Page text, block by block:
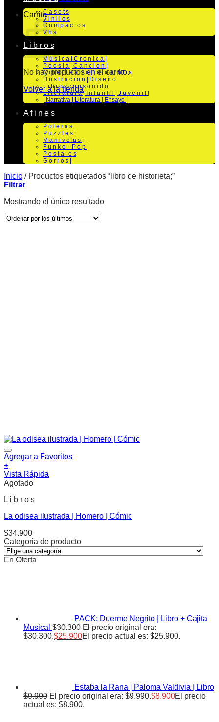
Carrito
No hay productos en el carrito.
Volver a la tienda
C a s e t s
V i n i l o s
C o m p a c t o s
V h s
L i b r o s
M ú s i c a | C r o n i c a |
P o e s i a | C a n c i o n |
C i n e | T e a t r o | Fo t o g r a f i a
I l u s t r a c i o n | D i s e ñ o
L i b r o s c o n s o n i d o
L i t e r a t u r a | I n f a n t i l | J u v e n i l |
| Narrativa | Literatura | Ensayo |
A f i n e s
P o l e r a s
P u z z l e s |
M a n i v e la s |
F u n k o – P o p |
P o s t a l e s
G o r r o s |
Inicio /Productos etiquetados “libro de historieta;”
Filtrar
Mostrando el único resultado
Agregar a Favoritos
+
Vista Rápida
Agotado
L i b r o s
La odisea ilustrada | Homero | Cómic
$34.900
Categoria de producto
En Oferta
PACK: Duerme Negrito | Libro + Cajita
Musical $30.300 El precio original era:
$30.300.$25.900El precio actual es: $25.900.
Estaba la Rana | Paloma Valdivia | Libro
$9.990 El precio original era: $9.990.$8.900El precio
actual es: $8.900.